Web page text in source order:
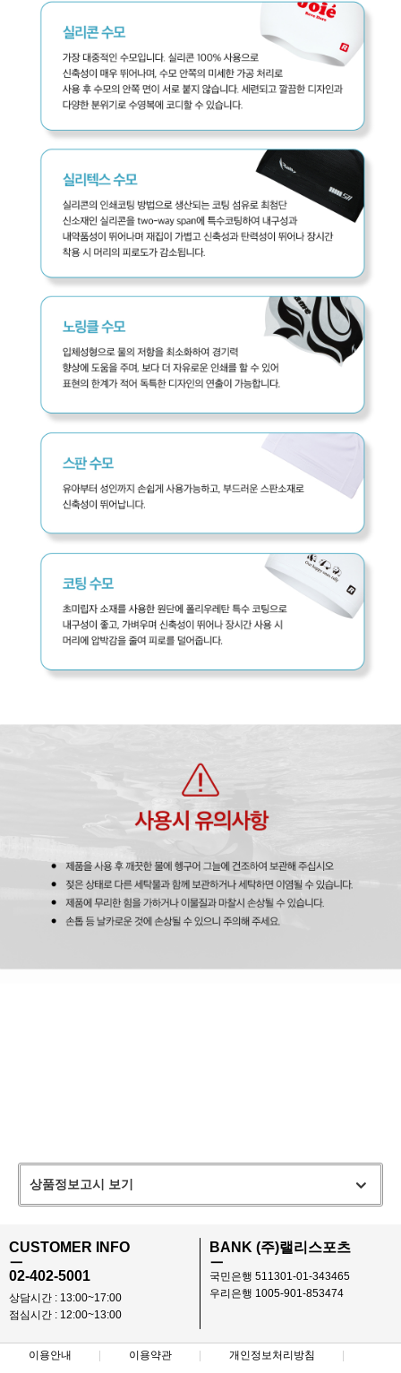
상품정보고시 보기
CUSTOMER INFO
ㅡ
02-402-5001
상담시간 : 13:00~17:00
점심시간 : 12:00~13:00
BANK (주)랠리스포츠
ㅡ
국민은행 511301-01-343465
우리은행 1005-901-853474
이용안내 이용약관 개인정보처리방침